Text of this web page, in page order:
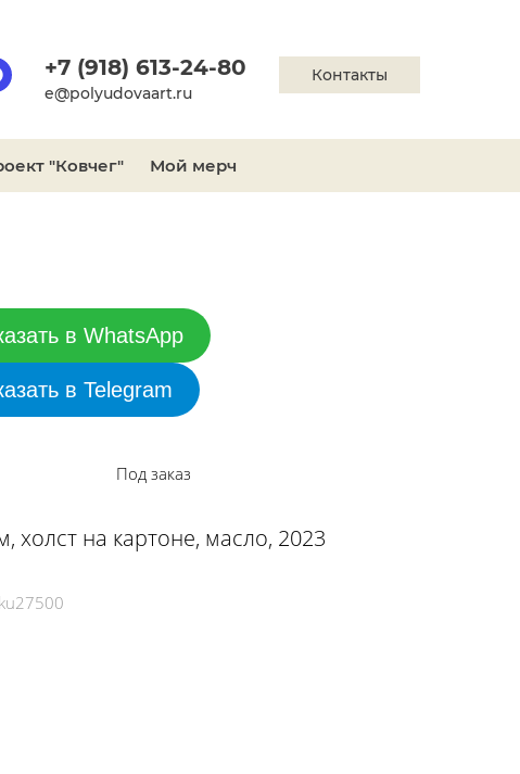
+7 (918) 613-24-80
e@polyudovaart.ru
Контакты
"Ковчег" Мой мерч
в WhatsApp
в Telegram
Под заказ
холст на картоне, масло, 2023